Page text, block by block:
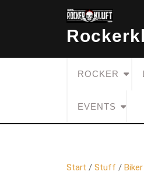
ROCKER
EVENTS
Start / Stuff /